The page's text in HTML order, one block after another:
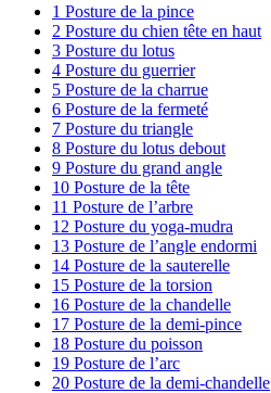
1 Posture de la pince
2 Posture du chien tête en haut
3 Posture du lotus
4 Posture du guerrier
5 Posture de la charrue
6 Posture de la fermeté
7 Posture du triangle
8 Posture du lotus debout
9 Posture du grand angle
10 Posture de la tête
11 Posture de l’arbre
12 Posture du yoga-mudra
13 Posture de l’angle endormi
14 Posture de la sauterelle
15 Posture de la torsion
16 Posture de la chandelle
17 Posture de la demi-pince
18 Posture du poisson
19 Posture de l’arc
20 Posture de la demi-chandelle